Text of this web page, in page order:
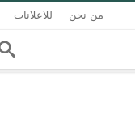
من نحن للاعلانات